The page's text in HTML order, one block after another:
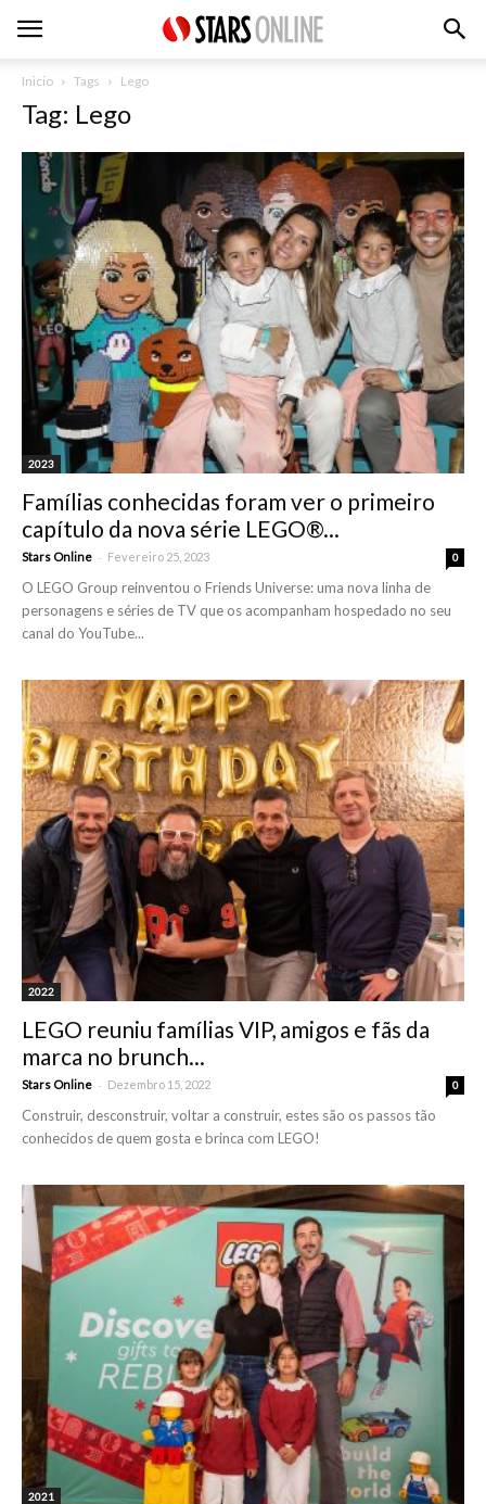
Inicio Tags Lego
Tag: Lego
2023
Famílias conhecidas foram ver o primeiro
capítulo da nova série LEGO®...
Stars Online - Fevereiro 25, 2023 0
O LEGO Group reinventou o Friends Universe: uma nova linha de
personagens e séries de TV que os acompanham hospedado no seu
canal do YouTube...
2022
LEGO reuniu famílias VIP, amigos e fãs da
marca no brunch...
Stars Online - Dezembro 15, 2022 0
Construir, desconstruir, voltar a construir, estes são os passos tão
conhecidos de quem gosta e brinca com LEGO!
2021